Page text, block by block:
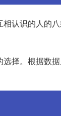
认识的人的
择。根据数